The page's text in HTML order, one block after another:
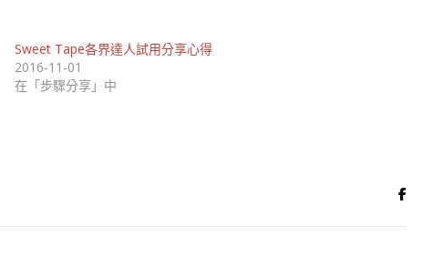
Sweet Tape各界達人試用分享心得
2016-11-01
在「步驟分享」中